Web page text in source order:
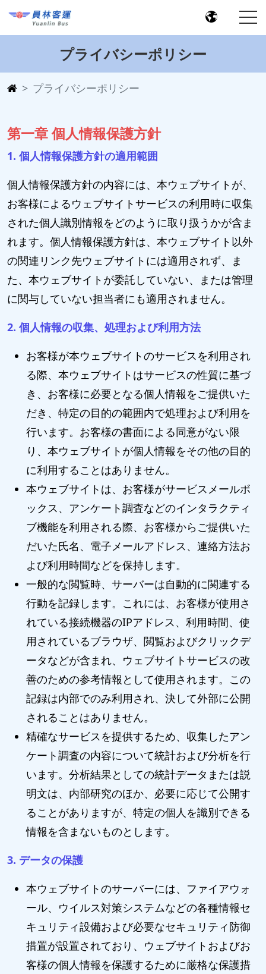
プライバシーポリシー
プライバシーポリシー
第一章 個人情報保護方針
1. 個人情報保護方針の適用範囲
個人情報保護方針の内容には、本ウェブサイトが、
お客様によるウェブサイトサービスの利用時に収集
された個人識別情報をどのように取り扱うかが含ま
れます。個人情報保護方針は、本ウェブサイト以外
の関連リンク先ウェブサイトには適用されず、ま
た、本ウェブサイトが委託していない、または管理
に関与していない担当者にも適用されません。
2. 個人情報の収集、処理および利用方法
お客様が本ウェブサイトのサービスを利用され
る際、本ウェブサイトはサービスの性質に基づ
き、お客様に必要となる個人情報をご提供いた
だき、特定の目的の範囲内で処理および利用を
行います。お客様の書面による同意がない限
り、本ウェブサイトが個人情報をその他の目的
に利用することはありません。
本ウェブサイトは、お客様がサービスメールボ
ックス、アンケート調査などのインタラクティ
ブ機能を利用される際、お客様からご提供いた
だいた氏名、電子メールアドレス、連絡方法お
よび利用時間などを保持します。
一般的な閲覧時、サーバーは自動的に関連する
行動を記録します。これには、お客様が使用さ
れている接続機器のIPアドレス、利用時間、使
用されているブラウザ、閲覧およびクリックデ
ータなどが含まれ、ウェブサイトサービスの改
善のための参考情報として使用されます。この
記録は内部でのみ利用され、決して外部に公開
されることはありません。
精確なサービスを提供するため、収集したアン
ケート調査の内容について統計および分析を行
います。分析結果としての統計データまたは説
明文は、内部研究のほか、必要に応じて公開す
ることがありますが、特定の個人を識別できる
情報を含まないものとします。
3. データの保護
本ウェブサイトのサーバーには、ファイアウォ
ール、ウイルス対策システムなどの各種情報セ
キュリティ設備および必要なセキュリティ防御
措置が設置されており、ウェブサイトおよびお
客様の個人情報を保護するために厳格な保護措